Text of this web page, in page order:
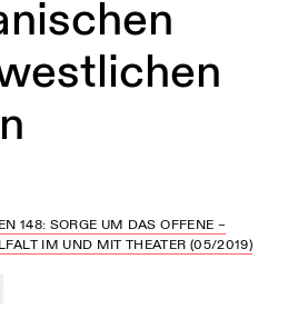
148: SORGE UM DAS OFFENE –
IM UND MIT THEATER (05/2019)